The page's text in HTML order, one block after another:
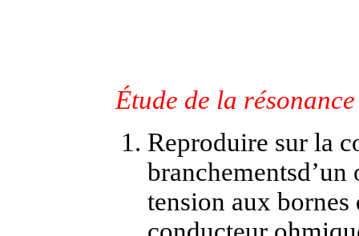
Étude de la résonance
Reproduire sur la
tension aux